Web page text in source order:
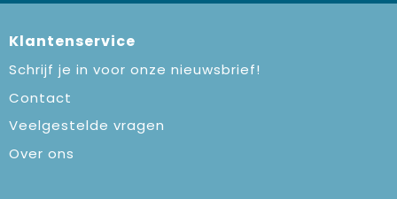
Klantenservice
Schrijf je in voor onze nieuwsbrief!
Contact
Veelgestelde vragen
Over ons